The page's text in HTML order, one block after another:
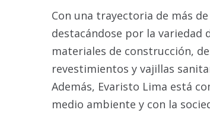
Con una trayectoria de más
destacándose por la variedad
materiales de construcción,
revestimientos y vajillas
Además, Evaristo Lima está
medio ambiente y con la